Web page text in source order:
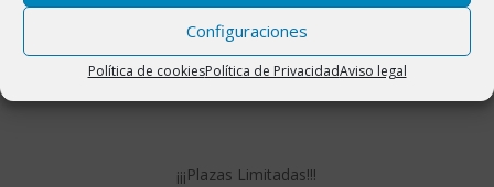
Configuraciones
Política de cookiesPolítica de PrivacidadAviso legal
043246; Email: consuevf@hotmail.com
Último día de inscripción: 28 de mayo
¡¡¡Plazas Limitadas!!!